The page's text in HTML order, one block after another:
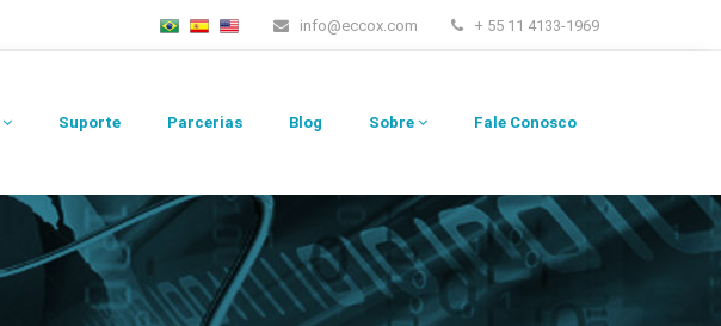
info@eccox.com + 55 11 4133-1969
Suporte Parcerias Blog Sobre Fale Conosco